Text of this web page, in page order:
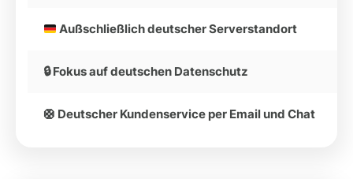
Außschließlich deutscher Serverstandort
🔒 Fokus auf deutschen Datenschutz
🛟 Deutscher Kundenservice per Email und Chat